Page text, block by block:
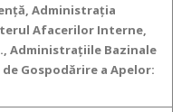
Administraţia
Afacerilor Interne,
Administraţiile Bazinale
Gospodărire a Apelor: